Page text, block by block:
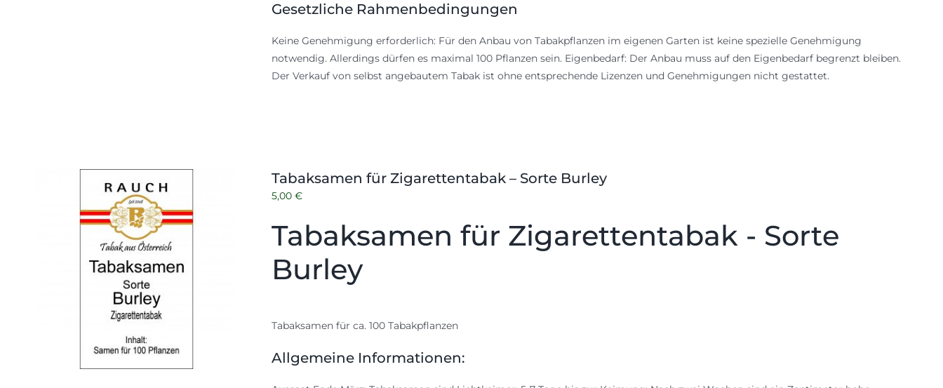
Gesetzliche Rahmenbedingungen
Keine Genehmigung erforderlich: Für den Anbau von Tabakpflanzen im eigenen Garten ist keine spezielle Genehmigung
notwendig. Allerdings dürfen es maximal 100 Pflanzen sein. Eigenbedarf: Der Anbau muss auf den Eigenbedarf begrenzt bleiben.
Der Verkauf von selbst angebautem Tabak ist ohne entsprechende Lizenzen und Genehmigungen nicht gestattet.
Tabaksamen für Zigarettentabak – Sorte Burley
5,00 €
Tabaksamen für Zigarettentabak - Sorte
Burley
Tabaksamen für ca. 100 Tabakpflanzen
Allgemeine Informationen: